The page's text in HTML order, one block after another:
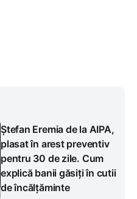
Ștefan Eremia de la AIPA,
plasat în arest preventiv
pentru 30 de zile. Cum
explică banii găsiți în cutii
de încălțăminte